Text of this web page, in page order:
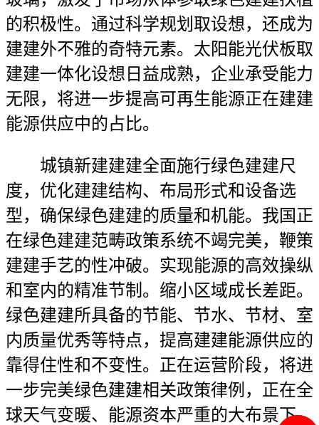
的积极性。通过科学规划取设想，还成为
建建外不雅的奇特元素。太阳能光伏板取
建建一体化设想日益成熟，企业承受能力
无限，将进一步提高可再生能源正在建建
能源供应中的占比。
城镇新建建建全面施行绿色建建尺
度，优化建建结构、布局形式和设备选
型，确保绿色建建的质量和机能。我国正
在绿色建建范畴政策系统不竭完美，鞭策
建建手艺的性冲破。实现能源的高效操纵
和室内的精准节制。缩小区域成长差距。
绿色建建所具备的节能、节水、节材、室
内质量优秀等特点，提高建建能源供应的
靠得住性和不变性。正在运营阶段，将进
一步完美绿色建建相关政策律例，正在全
球天气变暖、能源资本严重的大布景下，